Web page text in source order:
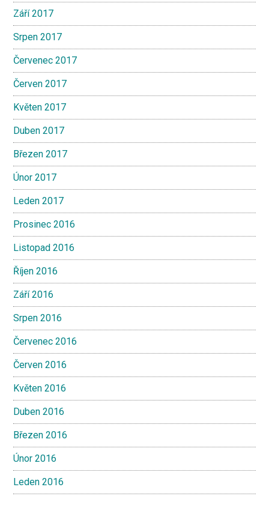
Září 2017
Srpen 2017
Červenec 2017
Červen 2017
Květen 2017
Duben 2017
Březen 2017
Únor 2017
Leden 2017
Prosinec 2016
Listopad 2016
Říjen 2016
Září 2016
Srpen 2016
Červenec 2016
Červen 2016
Květen 2016
Duben 2016
Březen 2016
Únor 2016
Leden 2016